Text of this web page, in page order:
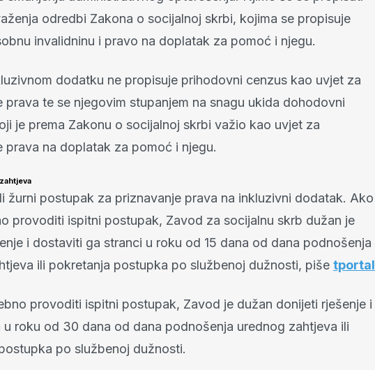
odredbi Zakona o socijalnoj skrbi, kojima se propisuje
invalidninu i pravo na doplatak za pomoć i njegu.
dodatku ne propisuje prihodovni cenzus kao uvjet za
prava te se njegovim stupanjem na snagu ukida dohodovni
je prema Zakonu o socijalnoj skrbi važio kao uvjet za
prava na doplatak za pomoć i njegu.
žurni postupak za priznavanje prava na inkluzivni dodatak. Ako
provoditi ispitni postupak, Zavod za socijalnu skrb dužan je
i dostaviti ga stranci u roku od 15 dana od dana podnošenja
ili pokretanja postupka po službenoj dužnosti, piše tportal
provoditi ispitni postupak, Zavod je dužan donijeti rješenje i
roku od 30 dana od dana podnošenja urednog zahtjeva ili
po službenoj dužnosti.